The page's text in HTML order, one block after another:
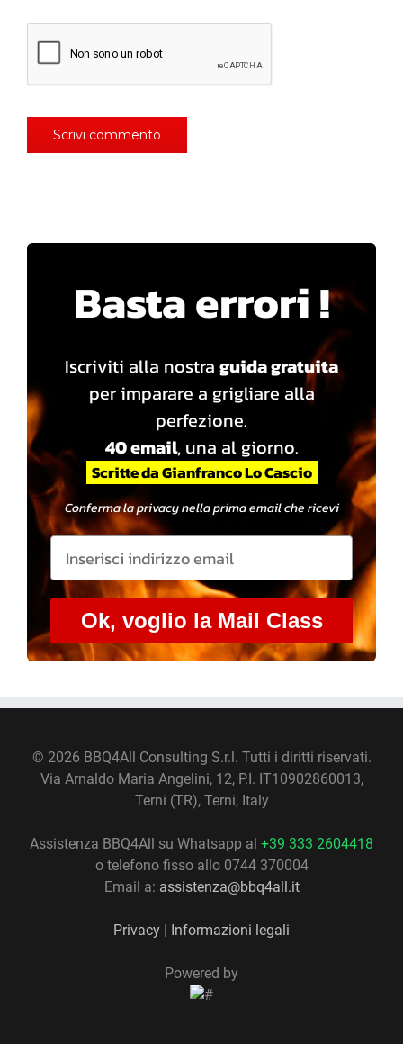
Basta errori !
Iscriviti alla nostra guida gratuita
per imparare a grigliare alla
perfezione.
40 email, una al giorno.
Scritte da Gianfranco Lo Cascio
Conferma la privacy nella prima email che ricevi
Ok, voglio la Mail Class
© 2026 BBQ4All Consulting S.r.l. Tutti i diritti riservati.
Via Arnaldo Maria Angelini, 12, P.I. IT10902860013,
Terni (TR), Terni, Italy
Assistenza BBQ4All su Whatsapp al +39 333 2604418
o telefono fisso allo 0744 370004
Email a: assistenza@bbq4all.it
Privacy Informazioni legali
Powered by